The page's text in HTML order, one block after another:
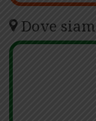
Dove